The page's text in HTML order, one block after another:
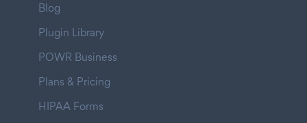
Blog
Plugin Library
POWR Business
Plans & Pricing
HIPAA Forms